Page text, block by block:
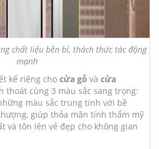
chất liệu bền bỉ, thách thức tác động
mạnh
kế riêng cho cửa gỗ và cửa
thoát cùng 3 màu sắc sang trọng:
màu sắc trung tính với bề
giúp thỏa mãn tính thẩm mỹ
và tôn lên vẻ đẹp cho không gian